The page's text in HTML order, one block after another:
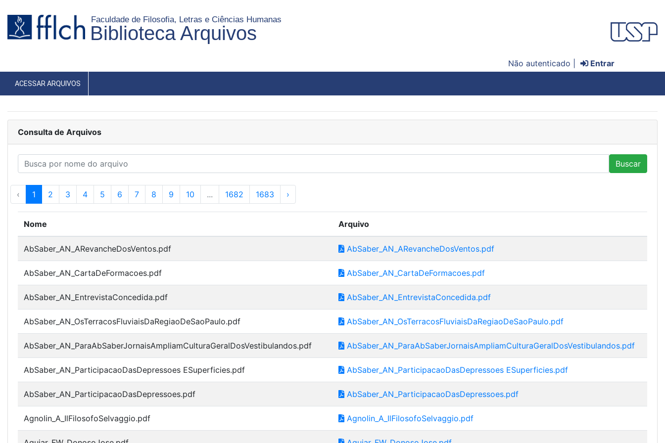
Faculdade de Filosofia, Letras e Ciências Humanas
Biblioteca Arquivos
Não autenticado | Entrar
ACESSAR ARQUIVOS
Consulta de Arquivos
Buscar
‹ 1 2 3 4 5 6 7 8 9 10 ... 1682 1683 ›
Nome Arquivo
AbSaber_AN_ARevancheDosVentos.pdf AbSaber_AN_ARevancheDosVentos.pdf
AbSaber_AN_CartaDeFormacoes.pdf AbSaber_AN_CartaDeFormacoes.pdf
AbSaber_AN_EntrevistaConcedida.pdf AbSaber_AN_EntrevistaConcedida.pdf
AbSaber_AN_OsTerracosFluviaisDaRegiaoDeSaoPaulo.pdf AbSaber_AN_OsTerracosFluviaisDaRegiaoDeSaoPaulo.pdf
AbSaber_AN_ParaAbSaberJornaisAmpliamCulturaGeralDosVestibulandos.pdf AbSaber_AN_ParaAbSaberJornaisAmpliamCulturaGeralDosVestibulandos.pdf
AbSaber_AN_ParticipacaoDasDepressoes ESuperficies.pdf AbSaber_AN_ParticipacaoDasDepressoes ESuperficies.pdf
AbSaber_AN_ParticipacaoDasDepressoes.pdf AbSaber_AN_ParticipacaoDasDepressoes.pdf
Agnolin_A_IlFilosofoSelvaggio.pdf Agnolin_A_IlFilosofoSelvaggio.pdf